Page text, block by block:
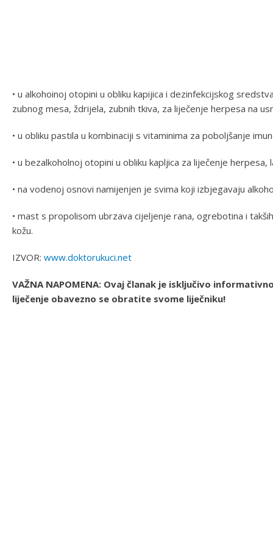
• u alkohoinoj otopini u obliku kapijica i dezinfekcijskog
zubnog mesa, ždrijela, zubnih tkiva, za liječenje herpesa na
• u obliku pastila u kombinaciji s vitaminima za poboljšanje
• u bezalkoholnoj otopini u obliku kapljica za liječenje
• na vodenoj osnovi namijenjen je svima koji izbjegavaju
• mast s propolisom ubrzava cijeljenje rana, ogrebotina i
kožu.
IZVOR: www.doktorukuci.net
VAŽNA NAPOMENA: Ovaj članak je isključivo
liječenje obavezno se obratite svome liječniku!